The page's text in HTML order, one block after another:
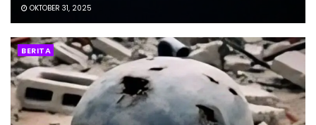
OKTOBER 31, 2025
BERITA